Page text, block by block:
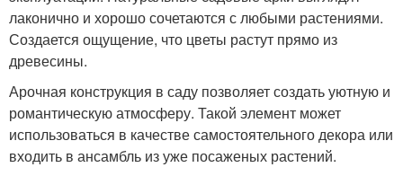
лаконично и хорошо сочетаются с любыми растениями.
Создается ощущение, что цветы растут прямо из
древесины.
Арочная конструкция в саду позволяет создать уютную и
романтическую атмосферу. Такой элемент может
использоваться в качестве самостоятельного декора или
входить в ансамбль из уже посаженых растений.